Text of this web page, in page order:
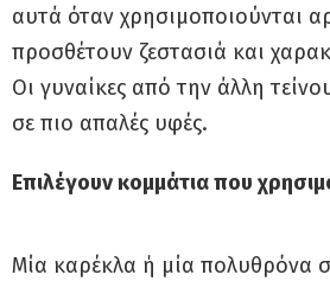
αυτά όταν χρησιμοποιούνται
προσθέτουν ζεστασιά και
Οι γυναίκες από την άλλη
σε πιο απαλές υφές.
Επιλέγουν κομμάτια που
Μία καρέκλα ή μία πολυθρόνα